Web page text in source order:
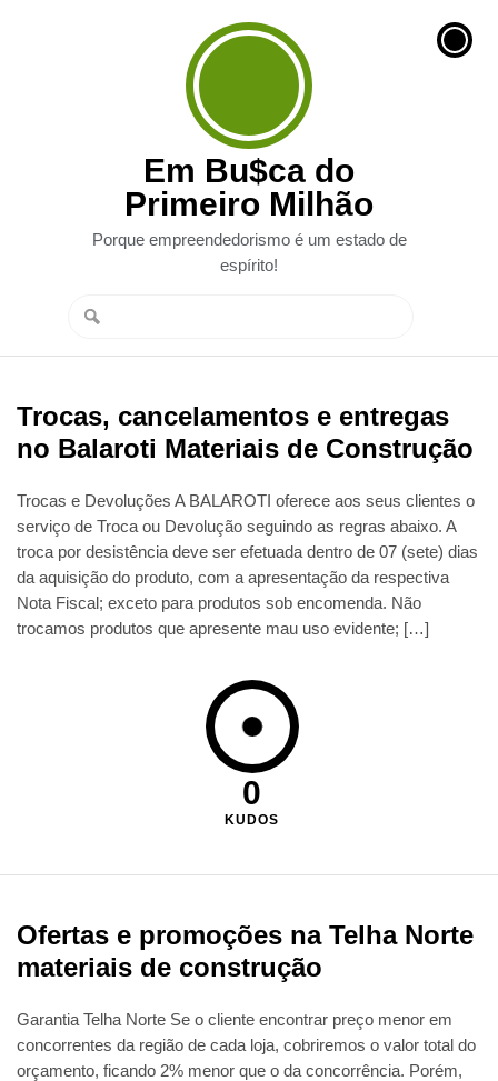
Em Bu$ca do
Primeiro Milhão
Porque empreendedorismo é um estado de
espírito!
Trocas, cancelamentos e entregas
no Balaroti Materiais de Construção
Trocas e Devoluções A BALAROTI oferece aos seus clientes o
serviço de Troca ou Devolução seguindo as regras abaixo. A
troca por desistência deve ser efetuada dentro de 07 (sete) dias
da aquisição do produto, com a apresentação da respectiva
Nota Fiscal; exceto para produtos sob encomenda. Não
trocamos produtos que apresente mau uso evidente; […]
0
KUDOS
Ofertas e promoções na Telha Norte
materiais de construção
Garantia Telha Norte Se o cliente encontrar preço menor em
concorrentes da região de cada loja, cobriremos o valor total do
orçamento, ficando 2% menor que o da concorrência. Porém,